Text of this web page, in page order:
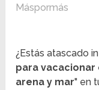
Máspormás
¿Estás atascado
para
arena y mar" en